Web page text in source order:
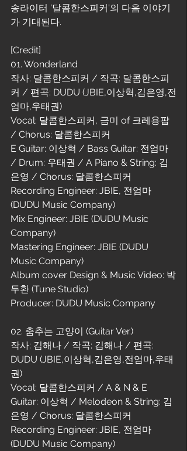
송라이터 '달콤한스피커'의 다음 이야기
가 기대된다.
[Credit]
01. Wonderland
작사: 달콤한스피커 / 작곡: 달콤한스피
커 / 편곡: DUDU (JBIE,이상혁,김은영,전
엄마,우태권)
Vocal: 달콤한스피커, 금미 of 크레용팝
/ Chorus: 달콤한스피커
E Guitar: 이상혁 / Bass Guitar: 전엄마
/ Drum: 우태권 / A Piano & String: 김
은영 / Chorus: 달콤한스피커
Recording Engineer: JBIE, 전엄마
(DUDU Music Company)
Mix Engineer: JBIE (DUDU Music
Company)
Mastering Engineer: JBIE (DUDU
Music Company)
Album cover Design & Music Video: 박
두환 (Tune Studio)
Producer: DUDU Music Company
02. 춤추는 고양이 (Guitar Ver.)
작사: 김해나 / 작곡: 김해나 / 편곡:
DUDU (JBIE,이상혁,김은영,전엄마,우태
권)
Vocal: 달콤한스피커 / A & N & E
Guitar: 이상혁 / Melodeon & String: 김
은영 / Chorus: 달콤한스피커
Recording Engineer: JBIE, 전엄마
(DUDU Music Company)